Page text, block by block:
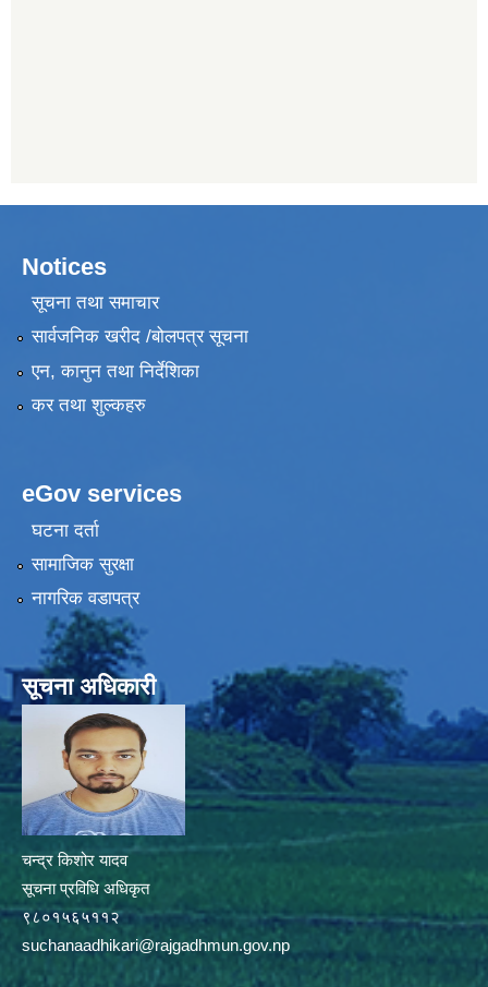
Notices
सूचना तथा समाचार
सार्वजनिक खरीद /बोलपत्र सूचना
एन, कानुन तथा निर्देशिका
कर तथा शुल्कहरु
eGov services
घटना दर्ता
सामाजिक सुरक्षा
नागरिक वडापत्र
सूचना अधिकारी
चन्द्र किशोर यादव
सूचना प्रविधि अधिकृत
९८०१५६५११२
suchanaadhikari@rajgadhmun.gov.np